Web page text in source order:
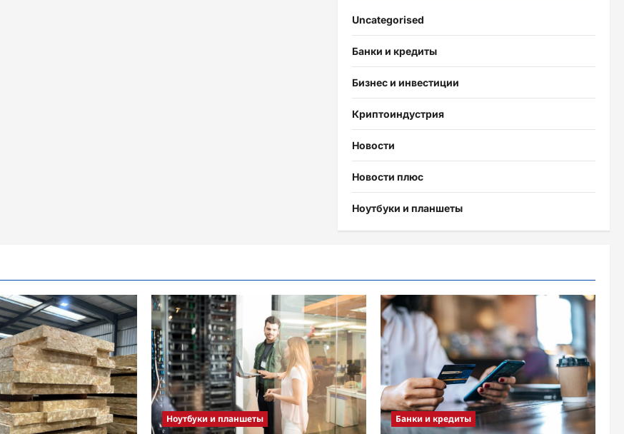
Uncategorised
Банки и кредиты
Бизнес и инвестиции
Криптоиндустрия
Новости
Новости плюс
Ноутбуки и планшеты
Ноутбуки и планшеты Банки и кредиты